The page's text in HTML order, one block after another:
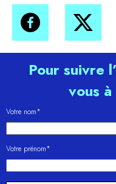
Pour suivre
vous
Votre nom*
Votre prénom*